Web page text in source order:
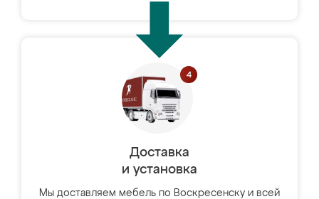
Доставка
и установка
Мы доставляем мебель по Воскресенску и всей